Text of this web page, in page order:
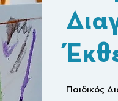
Παιδικός